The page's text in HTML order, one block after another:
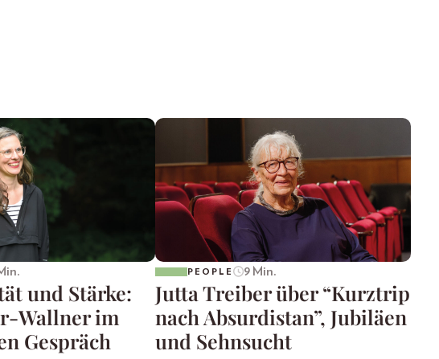
und Stärke:
Wallner im
Gespräch
PEOPLE 9 Min.
Jutta Treiber über “Kurztrip
nach Absurdistan”, Jubiläen
und Sehnsucht